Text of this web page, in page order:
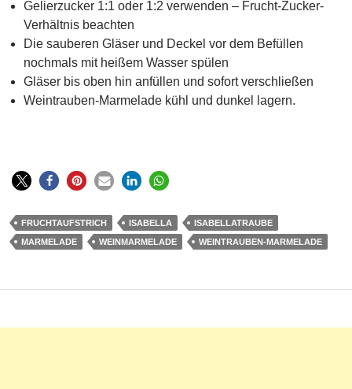
Gelierzucker 1:1 oder 1:2 verwenden – Frucht-Zucker-
Verhältnis beachten
Die sauberen Gläser und Deckel vor dem Befüllen
nochmals mit heißem Wasser spülen
Gläser bis oben hin anfüllen und sofort verschließen
Weintrauben-Marmelade kühl und dunkel lagern.
FRUCHTAUFSTRICH ISABELLA
ISABELLATRAUBE
MARMELADE
WEINMARMELADE WEINTRAUBEN-MARMELADE